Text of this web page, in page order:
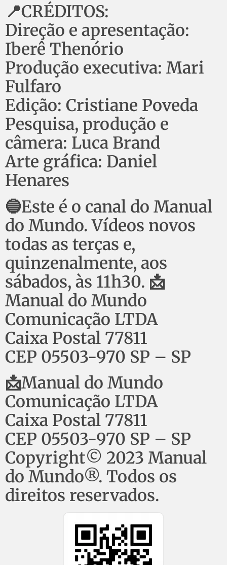
📍CRÉDITOS:
Direção e apresentação:
Iberê Thenório
Produção executiva: Mari
Fulfaro
Edição: Cristiane Poveda
Pesquisa, produção e
câmera: Luca Brand
Arte gráfica: Daniel
Henares
🔵Este é o canal do Manual
do Mundo. Vídeos novos
todas as terças e,
quinzenalmente, aos
sábados, às 11h30. 📩
Manual do Mundo
Comunicação LTDA
Caixa Postal 77811
CEP 05503-970 SP – SP
📩Manual do Mundo
Comunicação LTDA
Caixa Postal 77811
CEP 05503-970 SP – SP
Copyright© 2023 Manual
do Mundo®. Todos os
direitos reservados.